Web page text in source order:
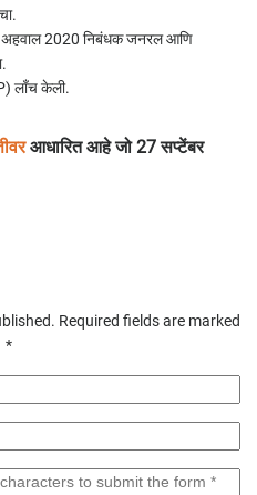
अहवाल 2020 निबंधक जनरल आणि
लाँच केली.
आधारित आहे जो 27 सप्टेंबर
Required fields are marked
*